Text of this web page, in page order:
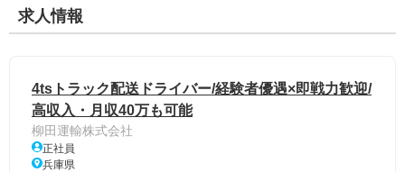
求人情報
4tsトラック配送ドライバー/経験者優遇×即戦力歓迎/
高収入・月収40万も可能
柳田運輸株式会社
正社員
兵庫県